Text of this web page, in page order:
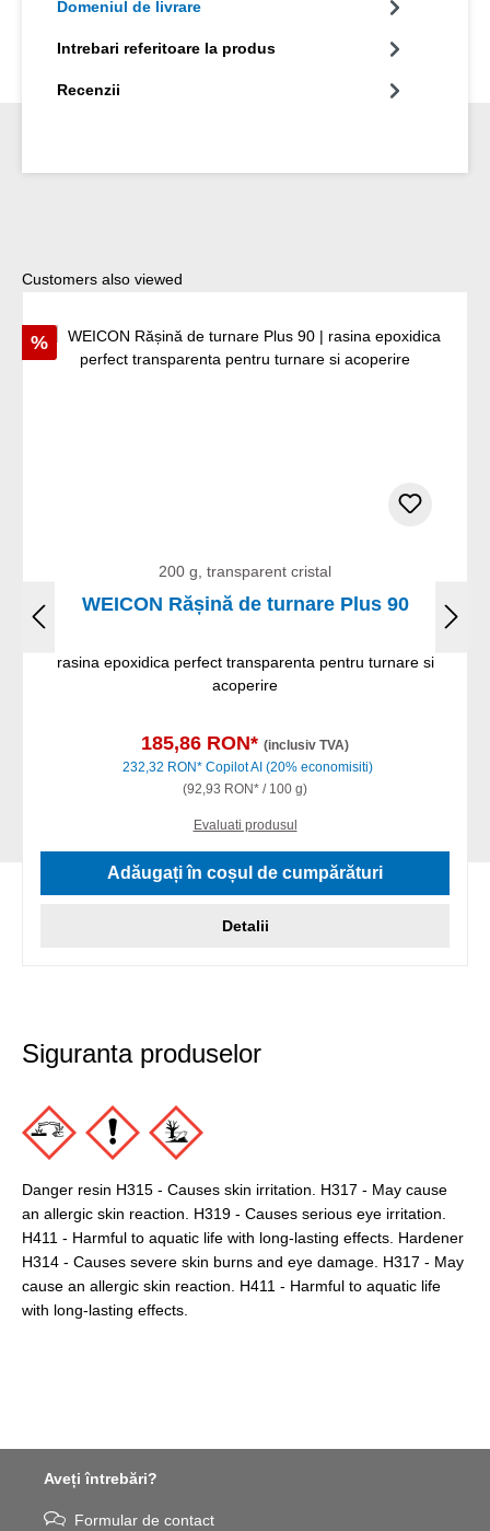
Domeniul de livrare
Intrebari referitoare la produs
Recenzii
Sari peste galeria de produse
Customers also viewed
Reducere
%
200 g, transparent cristal
WEICON Rășină de turnare Plus 90
rasina epoxidica perfect transparenta pentru turnare si
acoperire
185,86 RON* (inclusiv TVA)
232,32 RON* Copilot AI (20% economisiti)
(92,93 RON* / 100 g)
Evaluati produsul
Adăugați în coșul de cumpărături
Detalii
Siguranta produselor
Danger resin H315 - Causes skin irritation. H317 - May cause
an allergic skin reaction. H319 - Causes serious eye irritation.
H411 - Harmful to aquatic life with long-lasting effects. Hardener
H314 - Causes severe skin burns and eye damage. H317 - May
cause an allergic skin reaction. H411 - Harmful to aquatic life
with long-lasting effects.
Aveți întrebări?
Formular de contact